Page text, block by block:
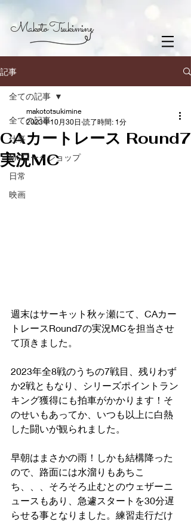
Makoto Tsukimine
記事
全ての記事
仕事
MCワークショップ
日常
映画
全ての記事
CAカートレース Round7
実況MC
makototsukimine
2023年10月30日 読了時間: 1分
週末はサーキット秋ヶ瀬にて、CAカー
トレースRound7の実況MCを担当させ
て頂きました。
2023年全8戦のうちの7戦目、残りわず
か2戦ともなり、シリーズポイントラン
キング獲得にも拍車がかかります！そ
のせいもあってか、いつも以上に白熱
した闘いが観られました。
早朝はまさかの雨！しかも結構降った
ので、路面には水溜りもあちこ
ち、、、そろそろ止むとのウェザーニ
ュースもあり、急遽スタートを30分遅
らせる事となりました。練習走行だけ